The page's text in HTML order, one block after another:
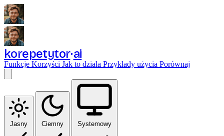
korepetytor ai
Funkcje Korzyści Jak to działa Przykłady użycia Porównaj
Jasny Ciemny Systemowy